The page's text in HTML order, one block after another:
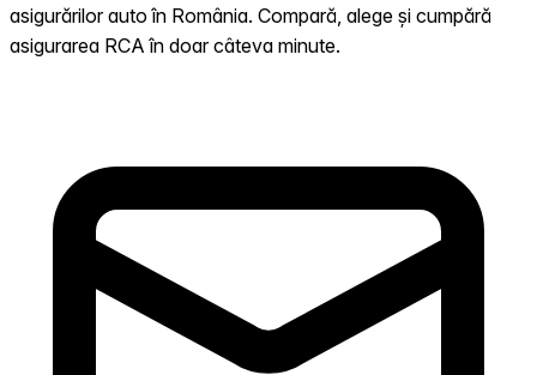
asigurărilor auto în România. Compară, alege și cumpără
asigurarea RCA în doar câteva minute.